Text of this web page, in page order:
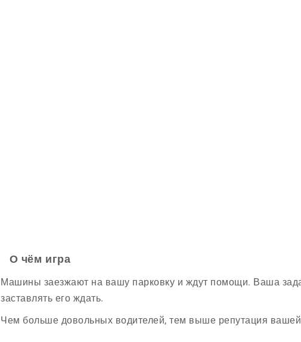
О чём игра
Машины заезжают на вашу парковку и ждут помощи. Ваша
заставлять его ждать.
Чем больше довольных водителей, тем выше репутация